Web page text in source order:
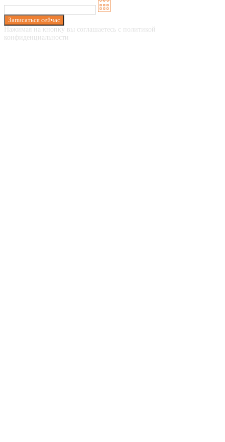
Записаться сейчас
Нажимая на кнопку вы соглашаетесь с политикой
конфиденциальности